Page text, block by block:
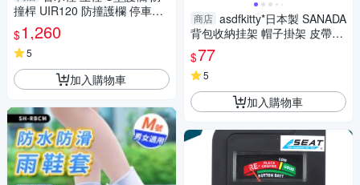
撞桿 UIR120 防撞護欄 停車樁
滿焊工藝 警示護欄 安全防護欄
U型 鋼管擋車器
$1,260
5
加入購物車
商店 asdfkitty*日本製 SANADA
背包收納挂架 帽子掛架 皮帶掛
架-耐重4KG-可疊掛-正版商品
$77
5
加入購物車